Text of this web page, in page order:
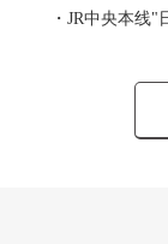
・JR中央本线
▼建筑物的特徴
・建筑面积约
・有停车位2